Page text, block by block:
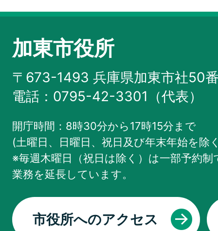
加東市役所
〒673-1493 兵庫県加東市社50
電話：0795-42-3301（代表）
開庁時間：8時30分から17時15分まで
(土曜日、日曜日、祝日及び年末年始を除
※毎週木曜日（祝日は除く）は一部予約
業務を延長しています。
市役所へのアクセス